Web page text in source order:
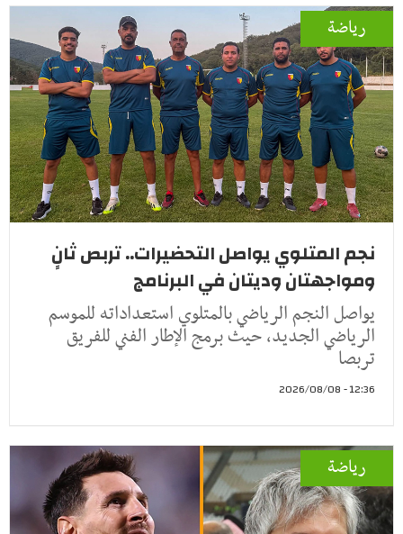
رياضة
نجم المتلوي يواصل التحضيرات.. تربص ثانٍ
ومواجهتان وديتان في البرنامج
يواصل النجم الرياضي بالمتلوي استعداداته للموسم
الرياضي الجديد، حيث برمج الإطار الفني للفريق
تربصا
12:36 - 2026/08/08
رياضة